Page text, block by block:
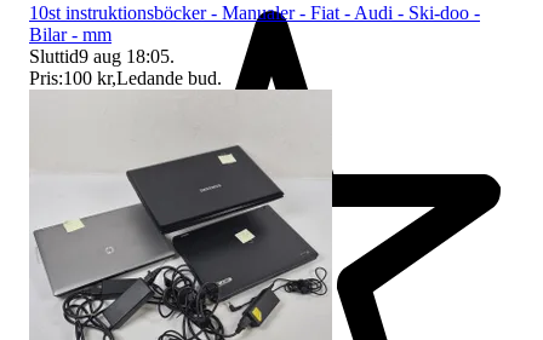
10st instruktionsböcker - Manualer - Fiat - Audi - Ski-doo -
Bilar - mm
Sluttid9 aug 18:05.
Pris:100 kr,Ledande bud.